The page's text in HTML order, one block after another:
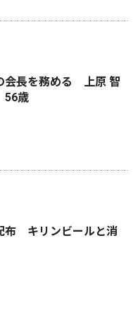
会長を務める 上原 智
歳
布 キリンビールと消